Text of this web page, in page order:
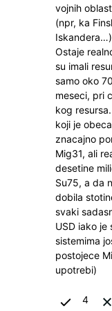
vojnih
(npr, ka
Iskandera…)
Ostaje
su imali
samo oko
meseci, pri
kog
koji je
znacajno
Mig31, ali
desetine
Su75, a da
dobila
svaki
USD iako je
sistemima
postojece
upotrebi)
4